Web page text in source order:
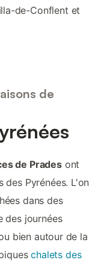
de-Conflent et
de
de Pradesont
des Pyrénées. L'on
dans des
des journées
bien autour de la
chalets des